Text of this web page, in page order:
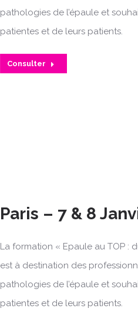
pathologies de l’épaule et
patientes et de leurs patients.
Consulter
Paris – 7 & 8
La formation « Epaule au TOP :
est à destination des
pathologies de l’épaule et
patientes et de leurs patients.